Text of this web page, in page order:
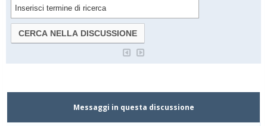
Messaggi in questa discussione